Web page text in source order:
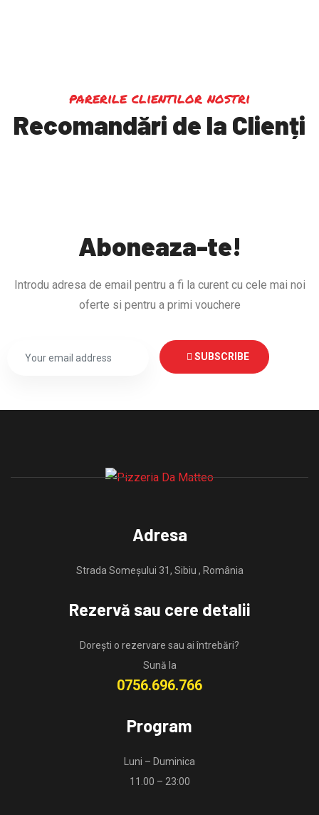
parerile clientilor nostri
Recomandări de la Clienți
Aboneaza-te!
Introdu adresa de email pentru a fi la curent cu cele mai noi
oferte si pentru a primi vouchere
SUBSCRIBE
Adresa
Strada Someșului 31, Sibiu , România
Rezervă sau cere detalii
Dorești o rezervare sau ai întrebări?
Sună la
0756.696.766
Program
Luni – Duminica
11.00 – 23:00